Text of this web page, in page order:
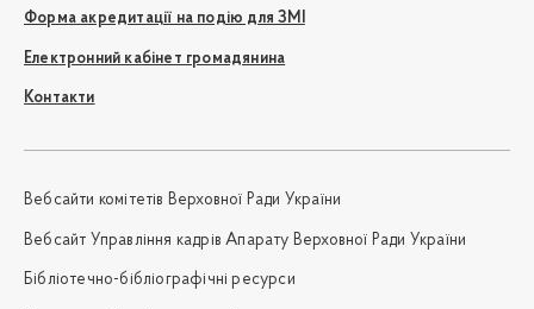
Форма акредитації на подію для ЗМІ
Електронний кабінет громадянина
Контакти
Вебсайти комітетів Верховної Ради України
Вебсайт Управління кадрів Апарату Верховної Ради України
Бібліотечно-бібліографічні ресурси